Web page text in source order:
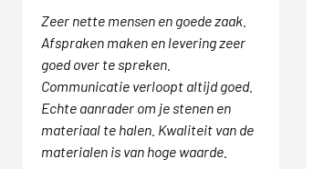
Zeer nette mensen en goede zaak.
Afspraken maken en levering zeer
goed over te spreken.
Communicatie verloopt altijd goed.
Echte aanrader om je stenen en
materiaal te halen. Kwaliteit van de
materialen is van hoge waarde.